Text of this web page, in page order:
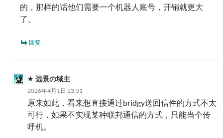
的，那样的话他们需要一个机器人账号，开销就更大
了。
回复
远景の域主
2026年4月1日 23:51
原来如此，看来想直接通过bridgy送回信件的方式不太
可行，如果不实现某种联邦通信的方式，只能当个传
呼机。